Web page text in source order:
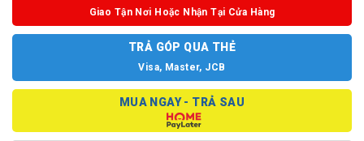
Giao Tận Nơi Hoặc Nhận Tại Cửa Hàng
TRẢ GÓP QUA THẺ
Visa, Master, JCB
MUA NGAY - TRẢ SAU